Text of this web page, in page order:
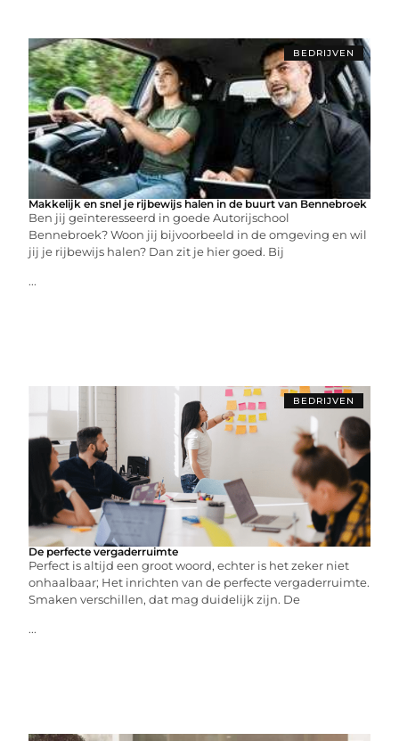
BEDRIJVEN
Makkelijk en snel je rijbewijs halen in de buurt van Bennebroek
Ben jij geïnteresseerd in goede Autorijschool
Bennebroek? Woon jij bijvoorbeeld in de omgeving en wil
jij je rijbewijs halen? Dan zit je hier goed. Bij
...
BEDRIJVEN
De perfecte vergaderruimte
Perfect is altijd een groot woord, echter is het zeker niet
onhaalbaar; Het inrichten van de perfecte vergaderruimte.
Smaken verschillen, dat mag duidelijk zijn. De
...